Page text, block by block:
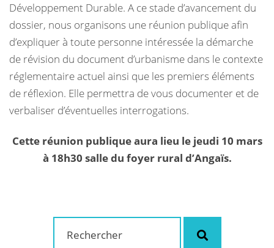
Développement Durable. A ce stade d’avancement du
dossier, nous organisons une réunion publique afin
d’expliquer à toute personne intéressée la démarche
de révision du document d’urbanisme dans le contexte
réglementaire actuel ainsi que les premiers éléments
de réflexion. Elle permettra de vous documenter et de
verbaliser d’éventuelles interrogations.
Cette réunion publique aura lieu le jeudi 10 mars
à 18h30 salle du foyer rural d’Angaïs.
Rechercher